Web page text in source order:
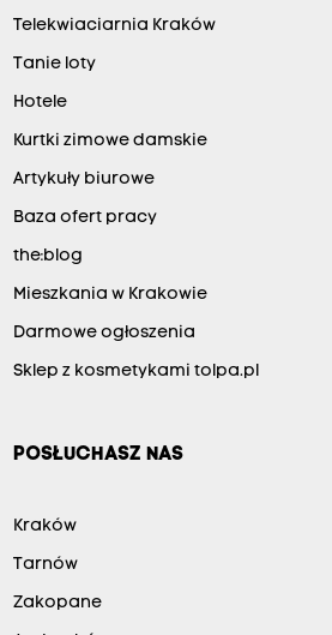
Telekwiaciarnia Kraków
Tanie loty
Hotele
Kurtki zimowe damskie
Artykuły biurowe
Baza ofert pracy
the:blog
Mieszkania w Krakowie
Darmowe ogłoszenia
Sklep z kosmetykami tolpa.pl
POSŁUCHASZ NAS
Kraków
Tarnów
Zakopane